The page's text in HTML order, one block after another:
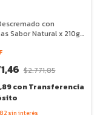
con
Sabor Natural x 210g
$2.771,85
conTransferencia
sin interés